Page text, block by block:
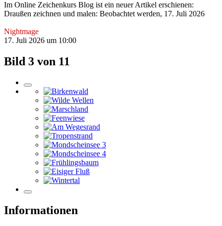
Im Online Zeichenkurs Blog ist ein neuer Artikel erschienen:
Draußen zeichnen und malen: Beobachtet werden, 17. Juli 2026
Nightmage
17. Juli 2026 um 10:00
Bild 3 von 11
Informationen